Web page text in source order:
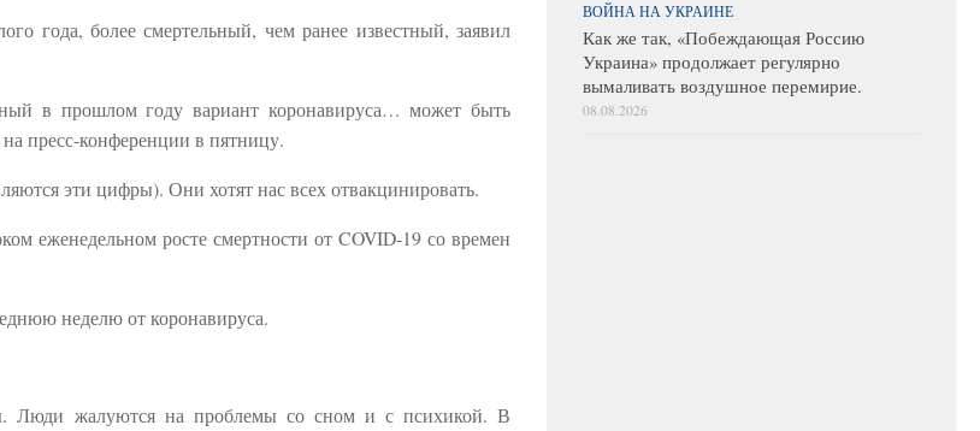
года, более смертельный, чем ранее известный, заявил
в прошлом году вариант коронавируса… может быть
пресс-конференции в пятницу.
эти цифры). Они хотят нас всех отвакцинировать.
еженедельном росте смертности от COVID-19 со времен
неделю от коронавируса.
Люди жалуются на проблемы со сном и с психикой. В
ВОЙНА НА УКРАИНЕ
Как же так, «Побеждающая Россию
Украина» продолжает регулярно
вымаливать воздушное перемирие.
08.08.2026